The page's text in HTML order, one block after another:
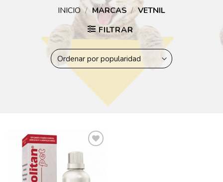
INICIO / MARCAS / VETNIL
FILTRAR
Añadir
a la